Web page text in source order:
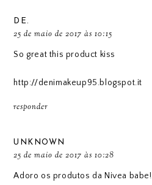
DE.
25 de maio de 2017 às 10:15
So great this product kiss
http://denimakeup95.blogspot.it
responder
UNKNOWN
25 de maio de 2017 às 10:28
Adoro os produtos da Nivea babe!